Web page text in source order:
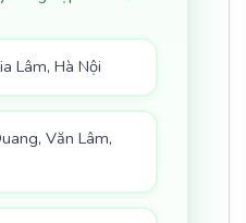
Lâm, Hà Nội
Văn Lâm,